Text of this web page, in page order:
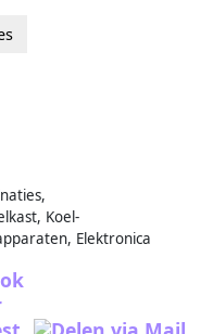
Koel-
Elektronica